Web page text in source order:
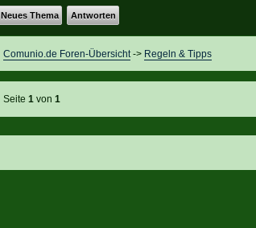
Neues Thema Antworten
Comunio.de Foren-Übersicht-> Regeln & Tipps
Seite 1von 1